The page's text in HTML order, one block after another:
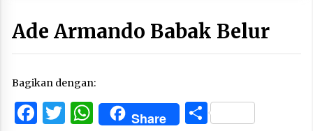
Ade Armando Babak Belur
Bagikan dengan:
Facebook
Twitter
WhatsApp
Share Share